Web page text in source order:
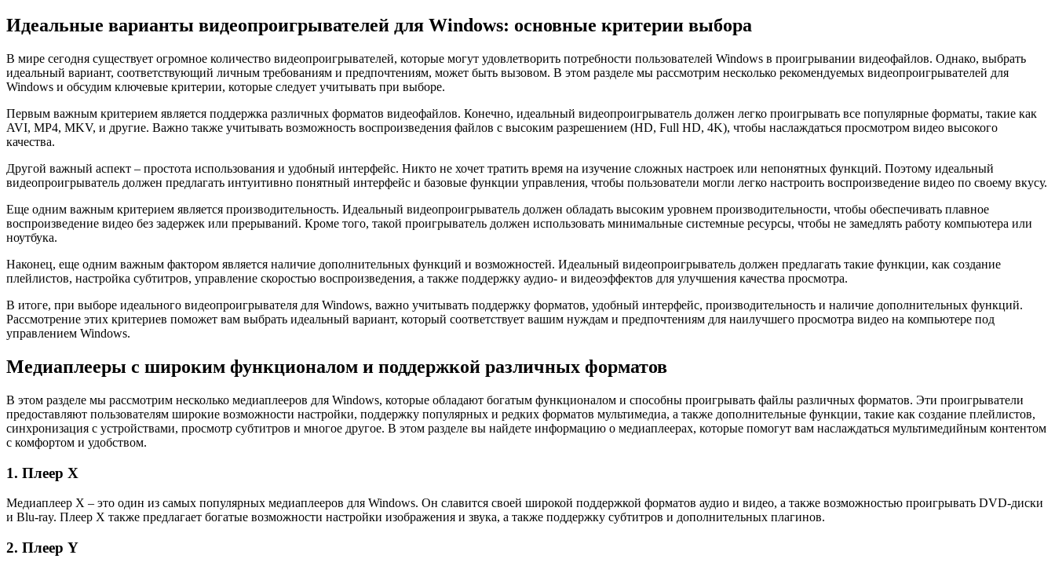
Идеальные варианты видеопроигрывателей для Windows: основные критерии выбора
В мире сегодня существует огромное количество видеопроигрывателей, которые могут удовлетворить потребности пользователей Windows в проигрывании видеофайлов. Однако, выбрать
идеальный вариант, соответствующий личным требованиям и предпочтениям, может быть вызовом. В этом разделе мы рассмотрим несколько рекомендуемых видеопроигрывателей для
Windows и обсудим ключевые критерии, которые следует учитывать при выборе.
Первым важным критерием является поддержка различных форматов видеофайлов. Конечно, идеальный видеопроигрыватель должен легко проигрывать все популярные форматы, такие как
AVI, MP4, MKV, и другие. Важно также учитывать возможность воспроизведения файлов с высоким разрешением (HD, Full HD, 4K), чтобы наслаждаться просмотром видео высокого
качества.
Другой важный аспект – простота использования и удобный интерфейс. Никто не хочет тратить время на изучение сложных настроек или непонятных функций. Поэтому идеальный
видеопроигрыватель должен предлагать интуитивно понятный интерфейс и базовые функции управления, чтобы пользователи могли легко настроить воспроизведение видео по своему вкусу.
Еще одним важным критерием является производительность. Идеальный видеопроигрыватель должен обладать высоким уровнем производительности, чтобы обеспечивать плавное
воспроизведение видео без задержек или прерываний. Кроме того, такой проигрыватель должен использовать минимальные системные ресурсы, чтобы не замедлять работу компьютера или
ноутбука.
Наконец, еще одним важным фактором является наличие дополнительных функций и возможностей. Идеальный видеопроигрыватель должен предлагать такие функции, как создание
плейлистов, настройка субтитров, управление скоростью воспроизведения, а также поддержку аудио- и видеоэффектов для улучшения качества просмотра.
В итоге, при выборе идеального видеопроигрывателя для Windows, важно учитывать поддержку форматов, удобный интерфейс, производительность и наличие дополнительных функций.
Рассмотрение этих критериев поможет вам выбрать идеальный вариант, который соответствует вашим нуждам и предпочтениям для наилучшего просмотра видео на компьютере под
управлением Windows.
Медиаплееры с широким функционалом и поддержкой различных форматов
В этом разделе мы рассмотрим несколько медиаплееров для Windows, которые обладают богатым функционалом и способны проигрывать файлы различных форматов. Эти проигрыватели
предоставляют пользователям широкие возможности настройки, поддержку популярных и редких форматов мультимедиа, а также дополнительные функции, такие как создание плейлистов,
синхронизация с устройствами, просмотр субтитров и многое другое. В этом разделе вы найдете информацию о медиаплеерах, которые помогут вам наслаждаться мультимедийным контентом
с комфортом и удобством.
1. Плеер X
Медиаплеер X – это один из самых популярных медиаплееров для Windows. Он славится своей широкой поддержкой форматов аудио и видео, а также возможностью проигрывать DVD-диски
и Blu-ray. Плеер X также предлагает богатые возможности настройки изображения и звука, а также поддержку субтитров и дополнительных плагинов.
2. Плеер Y